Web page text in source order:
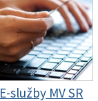
E-služby MV SR